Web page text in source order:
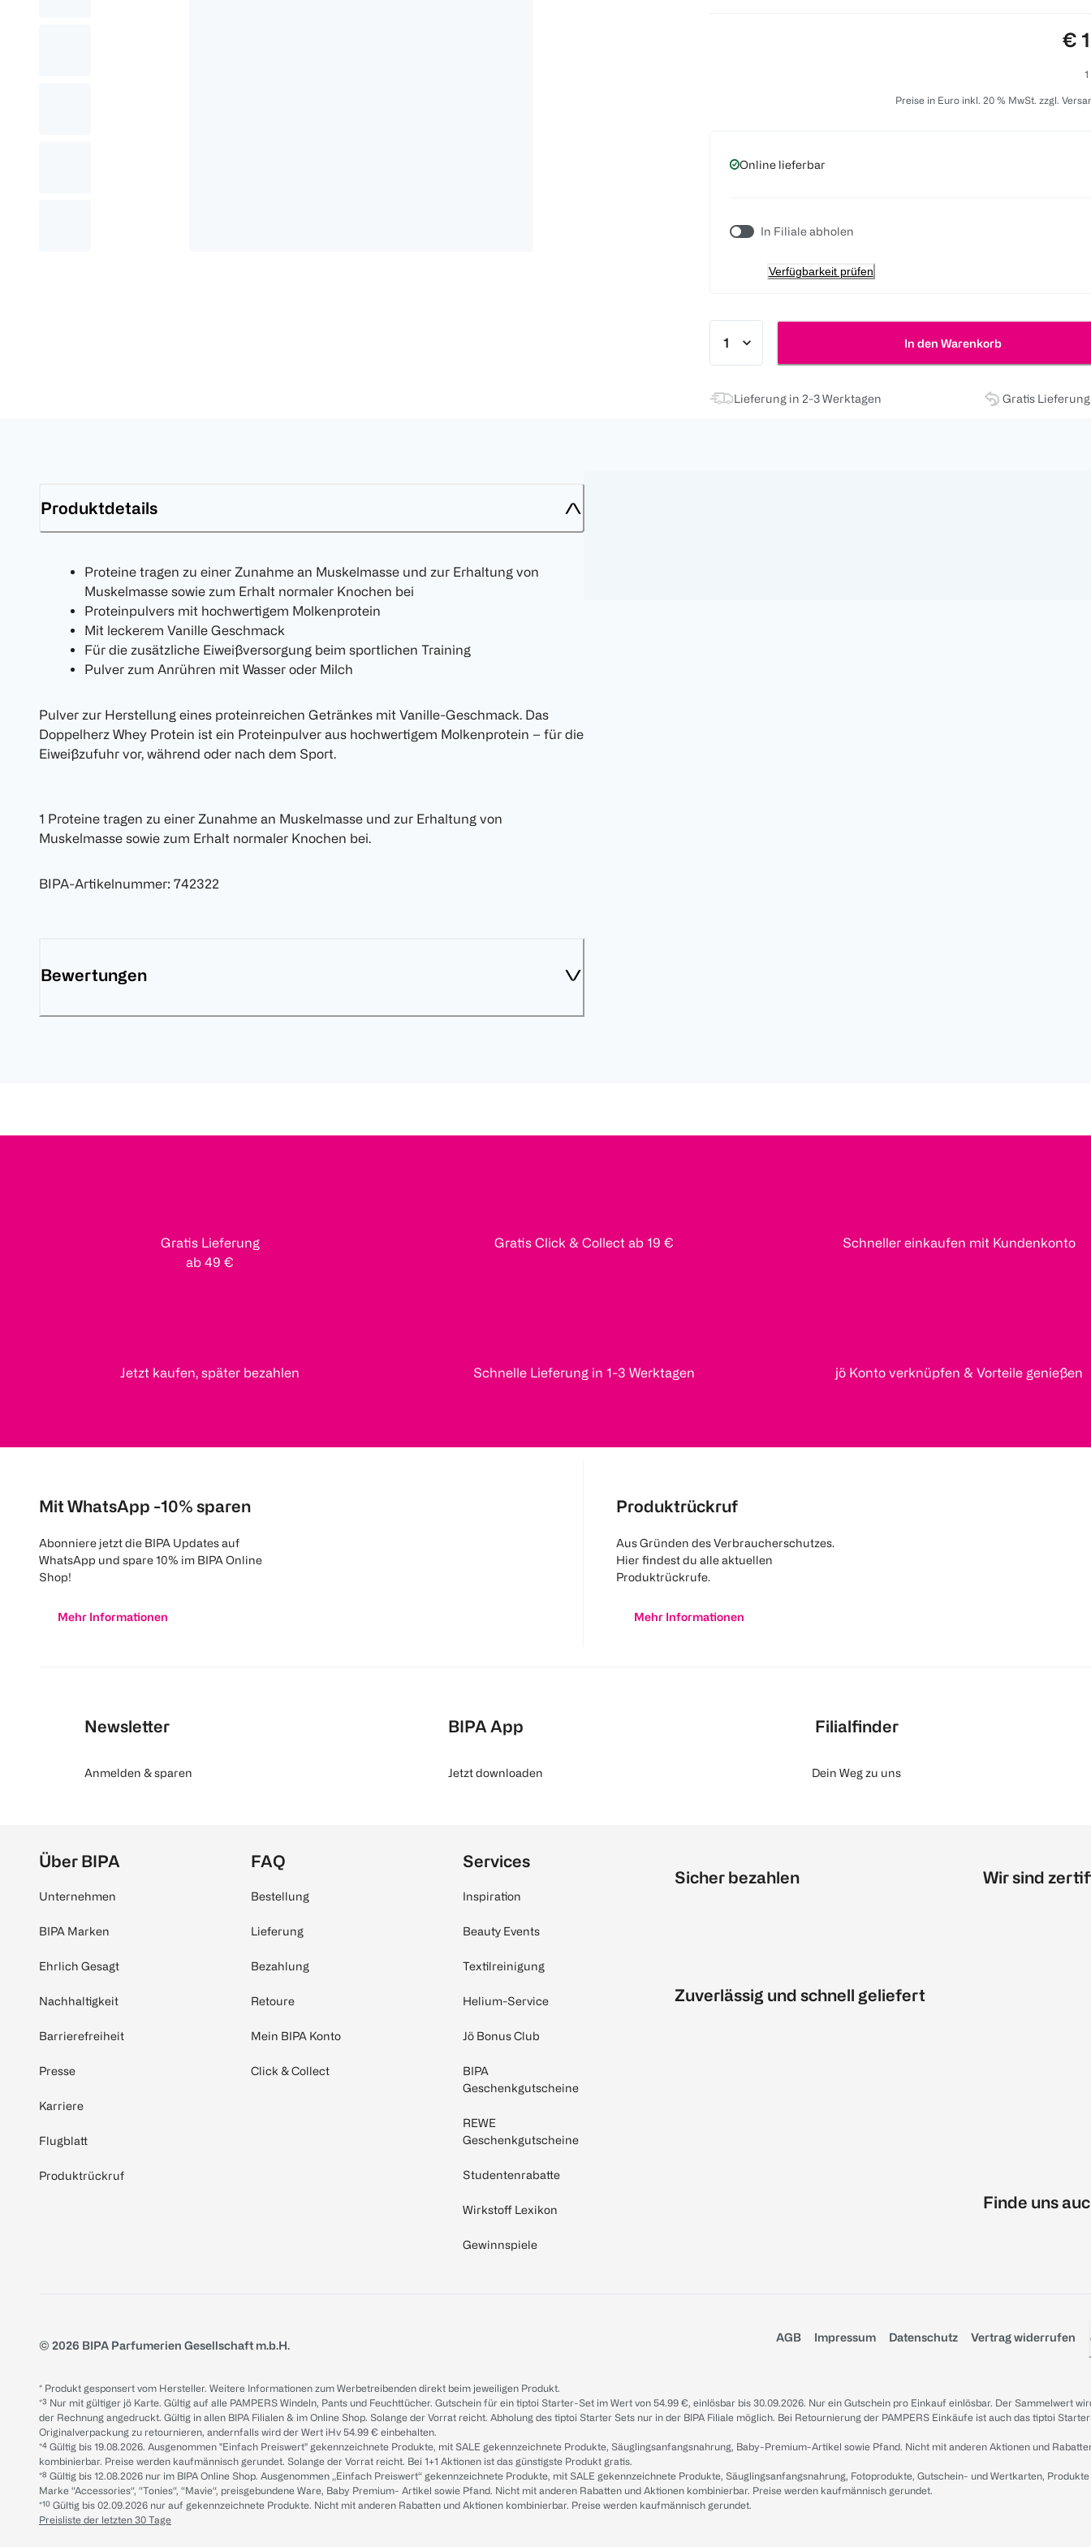
€
Preise in Euro inkl. 20 % MwSt. zzgl.
Online lieferbar
In Filiale abholen
Verfügbarkeit prüfen
In den Warenkorb
Lieferung in 2-3 Werktagen Gratis
Produktdetails
Proteine tragen zu einer Zunahme an Muskelmasse und zur Erhaltung von
Muskelmasse sowie zum Erhalt normaler Knochen bei
Proteinpulvers mit hochwertigem Molkenprotein
Mit leckerem Vanille Geschmack
Für die zusätzliche Eiweißversorgung beim sportlichen Training
Pulver zum Anrühren mit Wasser oder Milch
Pulver zur Herstellung eines proteinreichen Getränkes mit Vanille-Geschmack. Das
Doppelherz Whey Protein ist ein Proteinpulver aus hochwertigem Molkenprotein – für die
Eiweißzufuhr vor, während oder nach dem Sport.
1 Proteine tragen zu einer Zunahme an Muskelmasse und zur Erhaltung von
Muskelmasse sowie zum Erhalt normaler Knochen bei.
BIPA-Artikelnummer: 742322
Bewertungen
Gratis Lieferung
ab 49 €
Gratis Click & Collect ab 19 € Schneller einkaufen mit Kundenkonto
Jetzt kaufen, später bezahlen Schnelle Lieferung in 1-3 Werktagen jö Konto verknüpfen & Vorteile genießen
Mit WhatsApp -10% sparen
Abonniere jetzt die BIPA Updates auf
WhatsApp und spare 10% im BIPA Online
Shop!
Mehr Informationen
Produktrückruf
Aus Gründen des Verbraucherschutzes.
Hier findest du alle aktuellen
Produktrückrufe.
Mehr Informationen
Newsletter
Anmelden & sparen
BIPA App
Jetzt downloaden
Filialfinder
Dein Weg zu uns
Über BIPA
Unternehmen
BIPA Marken
Ehrlich Gesagt
Nachhaltigkeit
Barrierefreiheit
Presse
Karriere
Flugblatt
Produktrückruf
FAQ
Bestellung
Lieferung
Bezahlung
Retoure
Mein BIPA Konto
Click & Collect
Services
Inspiration
Beauty Events
Textilreinigung
Helium-Service
Jö Bonus Club
BIPA
Geschenkgutscheine
REWE
Geschenkgutscheine
Studentenrabatte
Wirkstoff Lexikon
Gewinnspiele
Sicher bezahlen
Zuverlässig und schnell geliefert
Wir sind
Finde uns
© 2026 BIPA Parfumerien Gesellschaft m.b.H.
AGB Impressum Datenschutz Vertrag widerrufen
* Produkt gesponsert vom Hersteller. Weitere Informationen zum Werbetreibenden direkt beim jeweiligen Produkt.
*³ Nur mit gültiger jö Karte. Gültig auf alle PAMPERS Windeln, Pants und Feuchttücher. Gutschein für ein tiptoi Starter-Set im Wert von 54.99 €, einlösbar bis 30.09.2026. Nur ein Gutschein pro Einkauf einlösbar. Der Sammelwert
der Rechnung angedruckt. Gültig in allen BIPA Filialen & im Online Shop. Solange der Vorrat reicht. Abholung des tiptoi Starter Sets nur in der BIPA Filiale möglich. Bei Retournierung der PAMPERS Einkäufe ist auch das tiptoi
Originalverpackung zu retournieren, andernfalls wird der Wert iHv 54.99 € einbehalten.
*⁴ Gültig bis 19.08.2026. Ausgenommen "Einfach Preiswert" gekennzeichnete Produkte, mit SALE gekennzeichnete Produkte, Säuglingsanfangsnahrung, Baby-Premium-Artikel sowie Pfand. Nicht mit anderen Aktionen und
kombinierbar. Preise werden kaufmännisch gerundet. Solange der Vorrat reicht. Bei 1+1 Aktionen ist das günstigste Produkt gratis.
*⁸ Gültig bis 12.08.2026 nur im BIPA Online Shop. Ausgenommen „Einfach Preiswert“ gekennzeichnete Produkte, mit SALE gekennzeichnete Produkte, Säuglingsanfangsnahrung, Fotoprodukte, Gutschein- und Wertkarten,
Marke “Accessories“, “Tonies“, “Mavie“, preisgebundene Ware, Baby Premium- Artikel sowie Pfand. Nicht mit anderen Rabatten und Aktionen kombinierbar. Preise werden kaufmännisch gerundet.
*¹⁰ Gültig bis 02.09.2026 nur auf gekennzeichnete Produkte. Nicht mit anderen Rabatten und Aktionen kombinierbar. Preise werden kaufmännisch gerundet.
Preisliste der letzten 30 Tage